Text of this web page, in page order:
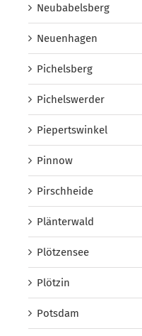
Neubabelsberg
Neuenhagen
Pichelsberg
Pichelswerder
Piepertswinkel
Pinnow
Pirschheide
Plänterwald
Plötzensee
Plötzin
Potsdam